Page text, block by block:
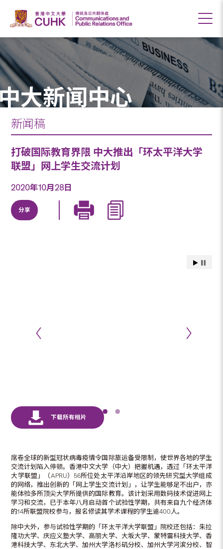
大新闻中心
新闻稿
打破国际教育界限 中大推出「环太平洋大学
联盟」网上学生交流计划
2020年10月28日
分享
席卷全球的新型冠状病毒疫情令国际旅运备受限制，使世界各地的学生
交流计划陷入停顿。香港中文大学（中大）把握机遇，透过「环太平洋
大学联盟」（APRU）56所位处太平洋沿岸地区的领先研究型大学组成
的网络，推出创新的「网上学生交流计划」，让学生能够足不出户，亦
能体验多所顶尖大学所提供的国际教育。该计划采用数码技术促进网上
学习和交流，已于本年八月启动首个试验性学期，共有来自九个经济体
的14所联盟院校参与，报名修读其学术课程的学生逾400人。
除中大外，参与试验性学期的「环太平洋大学联盟」院校还包括：朱拉
隆功大学、庆应义塾大学、高丽大学、大坂大学、蒙特雷科技大学、香
港科技大学、东北大学、加州大学洛杉矶分校、加州大学河滨分校、智